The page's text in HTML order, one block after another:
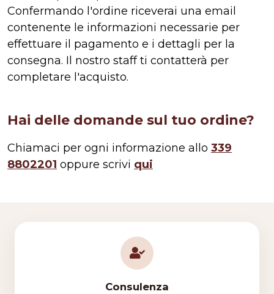
Confermando l'ordine riceverai una email
contenente le informazioni necessarie per
effettuare il pagamento e i dettagli per la
consegna. Il nostro staff ti contatterà per
completare l'acquisto.
Hai delle domande sul tuo ordine?
Chiamaci per ogni informazione allo 339
8802201 oppure scrivi qui
Consulenza